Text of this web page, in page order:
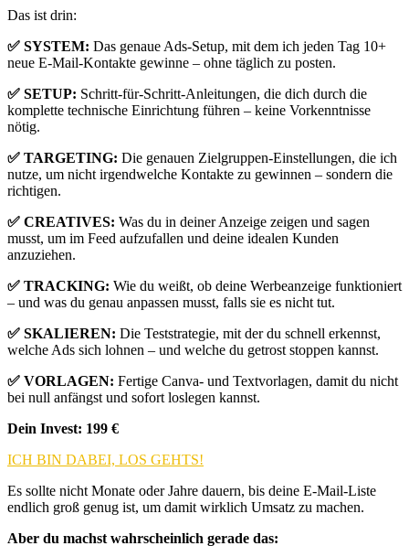
Das ist drin:
✅ SYSTEM: Das genaue Ads-Setup, mit dem ich jeden Tag 10+
neue E-Mail-Kontakte gewinne – ohne täglich zu posten.
✅ SETUP: Schritt-für-Schritt-Anleitungen, die dich durch die
komplette technische Einrichtung führen – keine Vorkenntnisse
nötig.
✅ TARGETING: Die genauen Zielgruppen-Einstellungen, die ich
nutze, um nicht irgendwelche Kontakte zu gewinnen – sondern die
richtigen.
✅ CREATIVES: Was du in deiner Anzeige zeigen und sagen
musst, um im Feed aufzufallen und deine idealen Kunden
anzuziehen.
✅ TRACKING: Wie du weißt, ob deine Werbeanzeige funktioniert
– und was du genau anpassen musst, falls sie es nicht tut.
✅ SKALIEREN: Die Teststrategie, mit der du schnell erkennst,
welche Ads sich lohnen – und welche du getrost stoppen kannst.
✅ VORLAGEN: Fertige Canva- und Textvorlagen, damit du nicht
bei null anfängst und sofort loslegen kannst.
Dein Invest: 199 €
ICH BIN DABEI, LOS GEHTS!
Es sollte nicht Monate oder Jahre dauern, bis deine E-Mail-Liste
endlich groß genug ist, um damit wirklich Umsatz zu machen.
Aber du machst wahrscheinlich gerade das: